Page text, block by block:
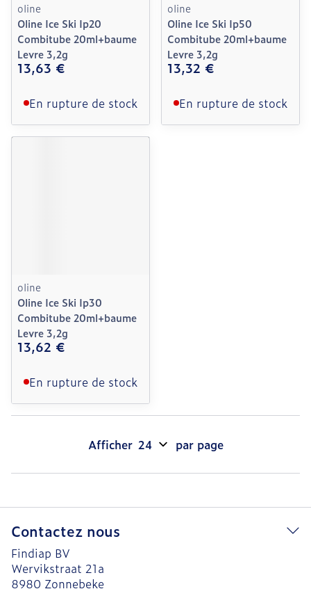
oline
Oline Ice Ski Ip20
Combitube 20ml+baume
Levre 3,2g
13,63 €
En rupture de stock
oline
Oline Ice Ski Ip50
Combitube 20ml+baume
Levre 3,2g
13,32 €
En rupture de stock
oline
Oline Ice Ski Ip30
Combitube 20ml+baume
Levre 3,2g
13,62 €
En rupture de stock
Afficher par page
Contactez nous
Findiap BV
Wervikstraat 21a
8980 Zonnebeke